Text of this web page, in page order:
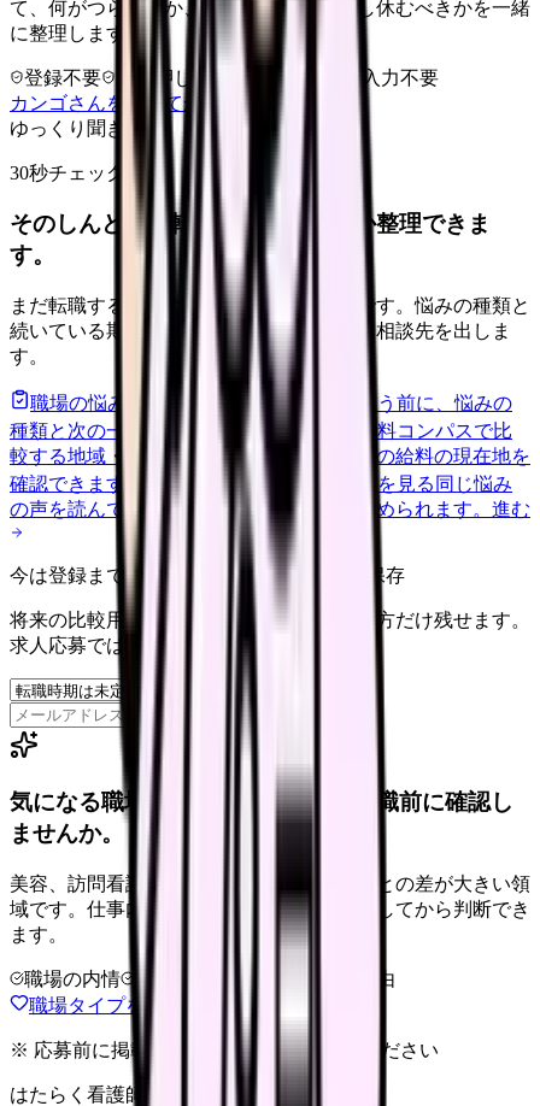
て、何がつらいのか、辞めるべきか、少し休むべきかを一緒
に整理します。
登録不要 求人押し売りなし
病院名は入力不要
カンゴさんを知ってから相談する
ゆっくり聞きます
30秒チェック
そのしんどさ、転職すべきサインか整理できま
す。
まだ転職すると決めていなくても大丈夫です。悩みの種類と
続いている期間から、次に見るべき記事と相談先を出しま
す。
職場の悩みを30秒で診断
辞めるべきか迷う前に、悩みの
種類と次の一歩を整理します。進む
給料コンパスで比
較する地域・経験年数・施設形態から、今の給料の現在地を
確認できます。 進む 匿名掲示板で本音を見る 同じ悩み
の声を読んで、今の職場だけの問題か確かめられます。 進む
今は登録までしない人向け: 希望条件だけ保存
将来の比較用に、転職時期と気になる働き方だけ残せます。
求人応募ではありません。
気になる職場タイプのリアルを、入職前に確認し
ませんか。
美容、訪問看護、クリニックなどは職場ごとの差が大きい領
域です。仕事内容・給与・教育体制を比較してから判断でき
ます。
職場の内情 給与相場 完全無料
退会自由
職場タイプを相談する
※ 応募前に掲載元の最新情報を確認してください
はたらく看護師さん 求人